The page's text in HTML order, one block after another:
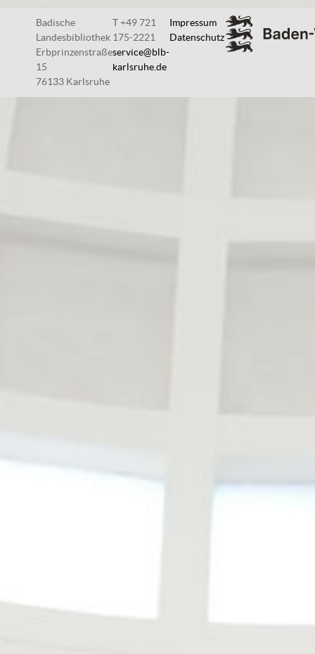
Badische
Landesbibliothek
Erbprinzenstraße
15
76133 Karlsruhe
T +49 721
175-2221
service@blb-
karlsruhe.de
Impressum
Datenschutz